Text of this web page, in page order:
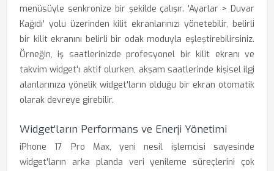
menüsüyle senkronize bir şekilde çalışır. 'Ayarlar > Duvar
Kağıdı' yolu üzerinden kilit ekranlarınızı yönetebilir, belirli
bir kilit ekranını belirli bir odak moduyla eşleştirebilirsiniz.
Örneğin, iş saatlerinizde profesyonel bir kilit ekranı ve
takvim widget'ı aktif olurken, akşam saatlerinde kişisel ilgi
alanlarınıza yönelik widget'ların olduğu bir ekran otomatik
olarak devreye girebilir.
Widget'ların Performans ve Enerji Yönetimi
iPhone 17 Pro Max, yeni nesil işlemcisi sayesinde
widget'ların arka planda veri yenileme süreçlerini çok